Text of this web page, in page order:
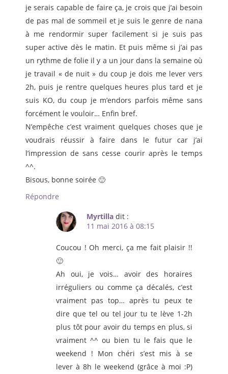
je serais capable de faire ça, je crois que j’ai besoin
de pas mal de sommeil et je suis le genre de nana
à me rendormir super facilement si je suis pas
super active dès le matin. Et puis même si j’ai pas
un rythme de folie il y a un jour dans la semaine où
je travail « de nuit » du coup je dois me lever vers
2h, puis je rentre quelques heures plus tard et je
suis KO, du coup je m’endors parfois même sans
forcément le vouloir… Enfin bref.
N’empêche c’est vraiment quelques choses que je
voudrais réussir à faire dans le futur car j’ai
l’impression de sans cesse courir après le temps
^^.
Bisous, bonne soirée 🙂
Répondre
Myrtilla dit :
11 mai 2016 à 08:15
Coucou ! Oh merci, ça me fait plaisir !!
🙂
Ah oui, je vois… avoir des horaires
irréguliers ou comme ça décalés, c’est
vraiment pas top… après tu peux te
dire que tel ou tel jour tu te lève 1-2h
plus tôt pour avoir du temps en plus, si
vraiment ^^ ou bien tu le fais que le
weekend ! Mon chéri s’est mis à se
lever à 8h le weekend (grâce à moi :P)